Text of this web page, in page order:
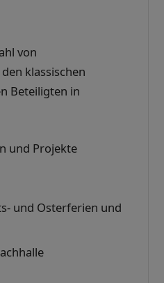
von
klassischen
Beteiligten in
und Projekte
und Osterferien und